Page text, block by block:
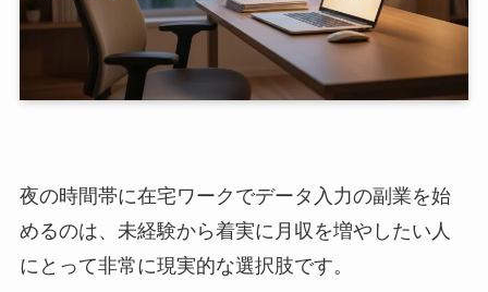
夜の時間帯に在宅ワークでデータ入力の副業を始
めるのは、未経験から着実に月収を増やしたい人
にとって非常に現実的な選択肢です。